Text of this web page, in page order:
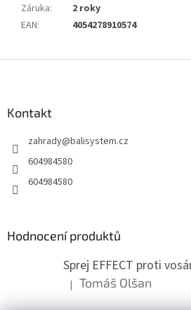
Záruka:
2 roky
EAN: 4054278910574
Kontakt
zahrady@balisystem.cz
604984580
604984580
Hodnocení produktů
Sprej EFFECT proti
Hodnocení produktu je 5 z 5
| Tomáš Olšan